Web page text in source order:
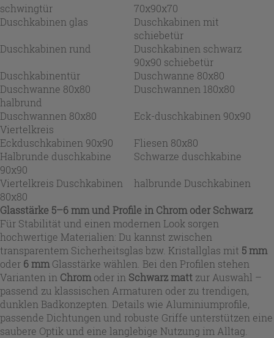
schwingtür
70x90x70
Duschkabinen glas
Duschkabinen mit
schiebetür
Duschkabinen rund
Duschkabinen schwarz
90x90 schiebetür
Duschkabinentür
Duschwanne 80x80
Duschwanne 80x80
halbrund
Duschwannen 180x80
Duschwannen 80x80
Viertelkreis
Eck-duschkabinen 90x90
Eckduschkabinen 90x90
Fliesen 80x80
Halbrunde duschkabine
90x90
Schwarze duschkabine
Viertelkreis Duschkabinen
80x80
halbrunde Duschkabinen
Glasstärke 5–6 mm und Profile in Chrom oder Schwarz
Für Stabilität und einen modernen Look sorgen
hochwertige Materialien: Du kannst zwischen
transparentem Sicherheitsglas bzw. Kristallglas mit 5 mm
oder 6 mm Glasstärke wählen. Bei den Profilen stehen
Varianten in Chrom oder in Schwarz matt zur Auswahl –
passend zu klassischen Armaturen oder zu trendigen,
dunklen Badkonzepten. Details wie Aluminiumprofile,
passende Dichtungen und robuste Griffe unterstützen eine
saubere Optik und eine langlebige Nutzung im Alltag.